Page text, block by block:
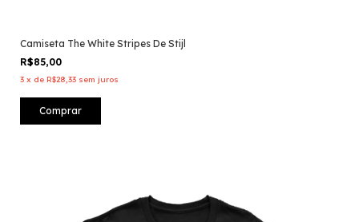
Camiseta The White Stripes De Stijl
R$85,00
3 x de R$28,33 sem juros
Comprar